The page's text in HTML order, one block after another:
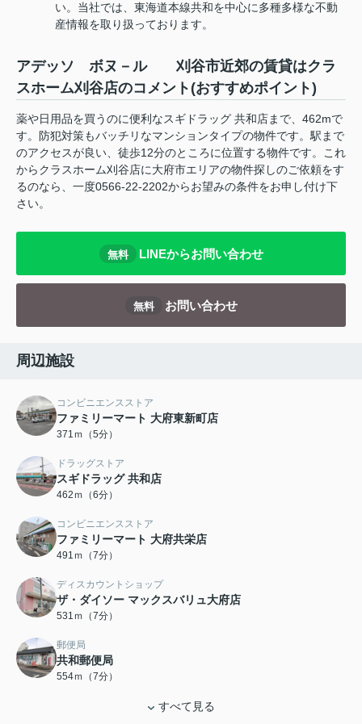
い。当社では、東海道本線共和を中心に多種多様な不動
産情報を取り扱っております。
アデッソ ボヌ－ル 刈谷市近郊の賃貸はクラ
スホーム刈谷店のコメント(おすすめポイント)
薬や日用品を買うのに便利なスギドラッグ 共和店まで、462mで
す。防犯対策もバッチリなマンションタイプの物件です。駅まで
のアクセスが良い、徒歩12分のところに位置する物件です。これ
からクラスホーム刈谷店に大府市エリアの物件探しのご依頼をす
るのなら、一度0566-22-2202からお望みの条件をお申し付け下
さい。
無料 LINEからお問い合わせ
無料 お問い合わせ
周辺施設
コンビニエンスストア
ファミリーマート 大府東新町店
371ｍ（5分）
ドラッグストア
スギドラッグ 共和店
462ｍ（6分）
コンビニエンスストア
ファミリーマート 大府共栄店
491ｍ（7分）
ディスカウントショップ
ザ・ダイソー マックスバリュ大府店
531ｍ（7分）
郵便局
共和郵便局
554ｍ（7分）
すべて見る